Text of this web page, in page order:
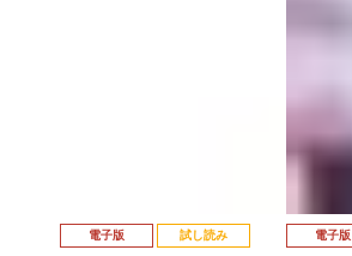
電子版 試し読み 電子版